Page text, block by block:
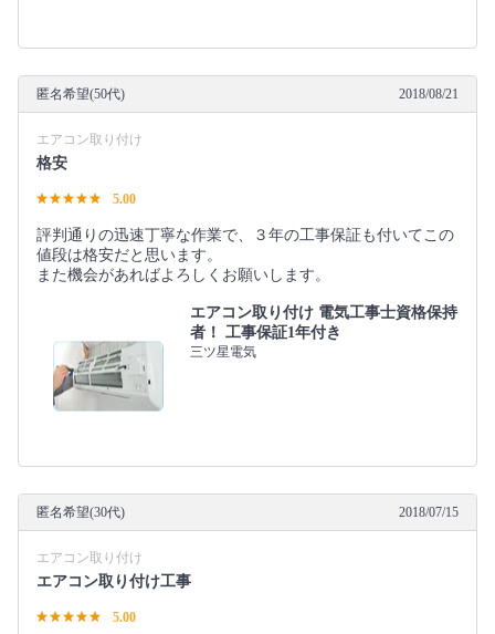
匿名希望(50代) 2018/08/21
エアコン取り付け
格安
5.00
評判通りの迅速丁寧な作業で、３年の工事保証も付いてこの
値段は格安だと思います。
また機会があればよろしくお願いします。
エアコン取り付け 電気工事士資格保持
者！ 工事保証1年付き
三ツ星電気
匿名希望(30代) 2018/07/15
エアコン取り付け
エアコン取り付け工事
5.00